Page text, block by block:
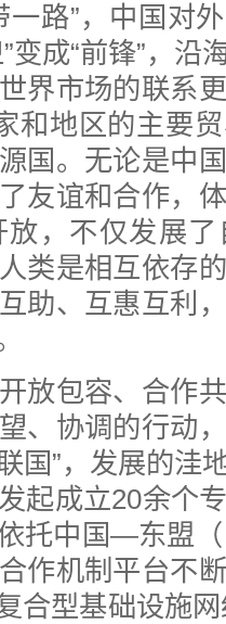
一路”，中国对
变成“前锋”，沿
界市场的联系
和地区的主要
国。无论是中
友谊和合作，
，不仅发展
类是相互依存
助、互惠互利
包容、合作共
、协调的行动
国”，发展的洼
起成立20余个
托中国—东盟
作机制平台不
合型基础设施